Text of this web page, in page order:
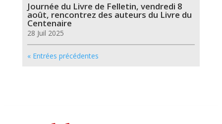
Journée du Livre de Felletin, vendredi 8
août, rencontrez des auteurs du Livre du
Centenaire
28 Juil 2025
« Entrées précédentes